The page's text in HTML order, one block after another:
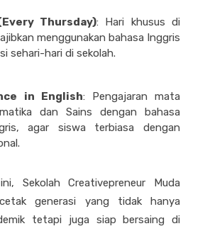
Thursday): Hari khusus di
menggunakan bahasa Inggris
sehari-hari di sekolah.
in English: Pengajaran mata
dan Sains dengan bahasa
agar siswa terbiasa dengan
Sekolah Creativepreneur Muda
generasi yang tidak hanya
tetapi juga siap bersaing di